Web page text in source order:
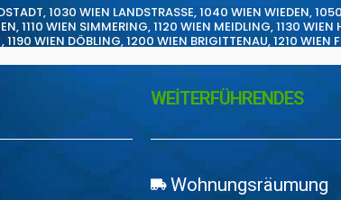
,1030 WIEN LANDSTRASSE,1040 WIEN WIEDEN,
,1110 WIEN SIMMERING,1120 WIEN MEIDLING,1130 WIEN
,1190 WIEN DÖBLING,1200 WIEN BRIGITTENAU,1210 WIEN
WEİTERFÜHRENDES
Wohnungsräumung